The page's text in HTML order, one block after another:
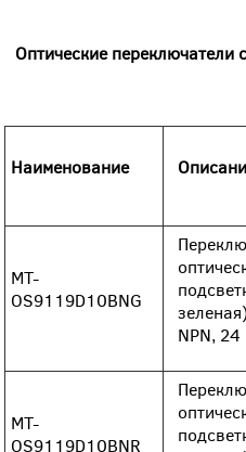
Оптические переключатели
Наименование
MT-
OS9119D10BNG
NPN, 24
MT-
OS9119D10BNR